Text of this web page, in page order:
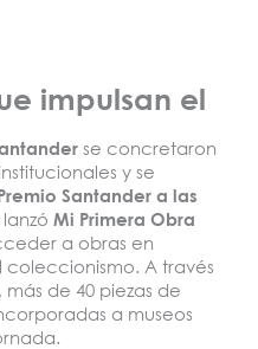
impulsan el
se concretaron
y se
Santander a las
lanzó Mi Primera Obra
a obras en
A través
, más de 40 piezas de
a museos